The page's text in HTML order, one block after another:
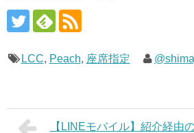
LCC, Peach, 座席指定
【LINEモバイル】紹介経由